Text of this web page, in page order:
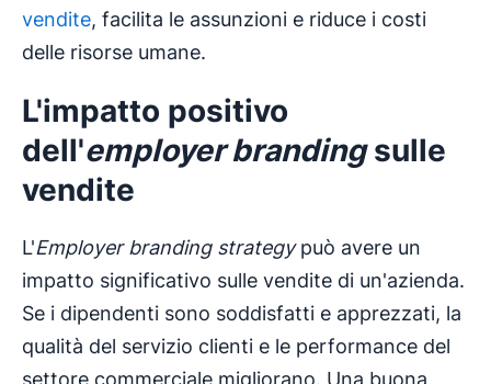
vendite, facilita le assunzioni e riduce i costi
delle risorse umane.
L'impatto positivo
dell'employer brandingsulle
vendite
L'Employer brandingstrategypuò avere un
impatto significativo sulle vendite di un'azienda.
Se i dipendenti sono soddisfatti e apprezzati, la
qualità del servizio clienti e le performance del
settore commerciale migliorano. Una buona